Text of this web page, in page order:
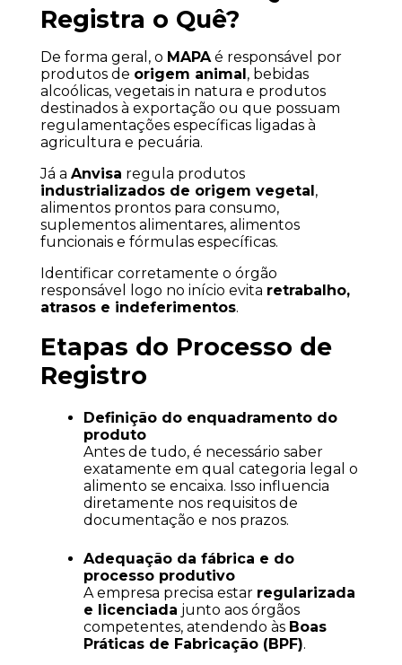
Registra o Quê?
De forma geral, o MAPA é responsável por
produtos de origem animal , bebidas
alcoólicas, vegetais in natura e produtos
destinados à exportação ou que possuam
regulamentações específicas ligadas à
agricultura e pecuária.
Já a Anvisa
industrializados de origem vegetal ,
alimentos prontos para consumo,
suplementos alimentares, alimentos
funcionais e fórmulas específicas.
Identificar corretamente o órgão
responsável logo no início evita retrabalho,
atrasos e indeferimentos.
Etapas do Processo de
Registro
Definição do enquadramento do
produto
Antes de tudo, é necessário saber
exatamente em qual categoria legal o
alimento se encaixa. Isso influencia
diretamente nos requisitos de
documentação e nos prazos.
Adequação da fábrica e do
processo produtivo
A empresa precisa estar regularizada
e licenciada junto aos órgãos
competentes, atendendo às Boas
Práticas de Fabricação (BPF).